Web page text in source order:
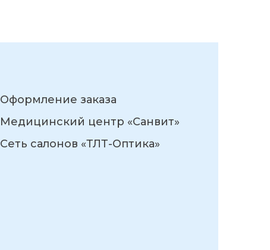
Оформление заказа
Медицинский центр «Санвит»
Сеть салонов «ТЛТ-Оптика»